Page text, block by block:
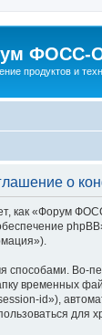
ФОСС-
продуктов и
о
как «Форум
способами. Во-
временных
id»),
для